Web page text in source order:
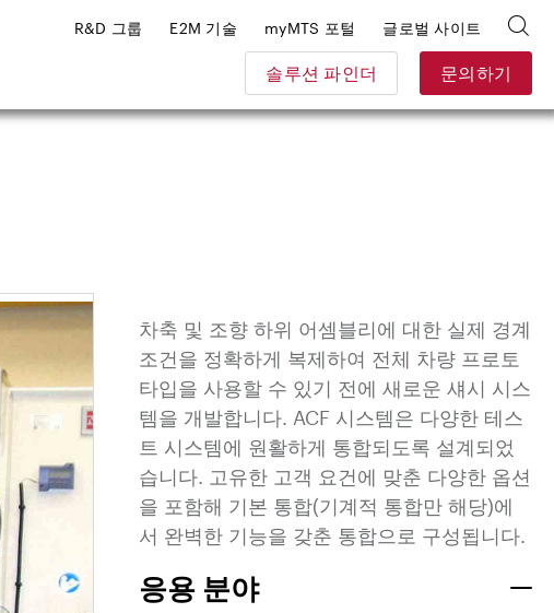
솔루션 파인더 문의하기
R&D 그룹 E2M 기술 myMTS 포털 글로벌 사이트
차축 및 조향 하위 어셈블리에 대한 실제 경계
조건을 정확하게 복제하여 전체 차량 프로토
타입을 사용할 수 있기 전에 새로운 섀시 시스
템을 개발합니다. ACF 시스템은 다양한 테스
트 시스템에 원활하게 통합되도록 설계되었
습니다. 고유한 고객 요건에 맞춘 다양한 옵션
을 포함해 기본 통합(기계적 통합만 해당)에
서 완벽한 기능을 갖춘 통합으로 구성됩니다.
응용 분야